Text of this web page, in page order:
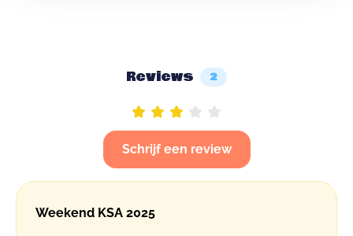
Reviews 2
Schrijf een review
Weekend KSA 2025